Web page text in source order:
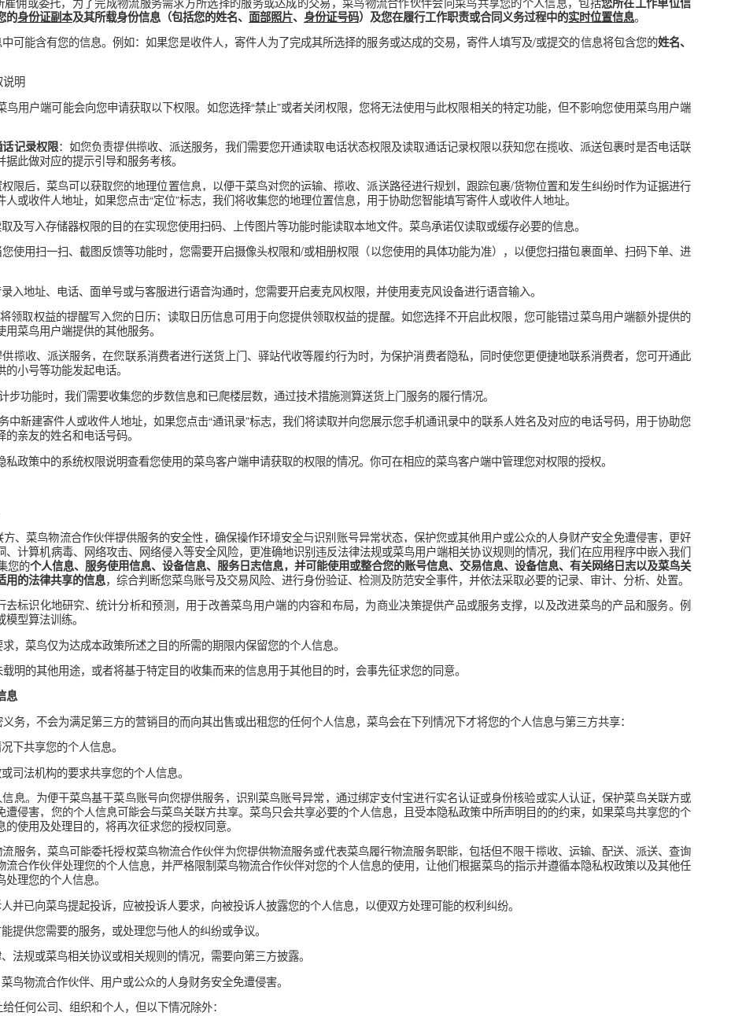
及改进服务质量的合理需要而收集您的其他相关信息，包括您与菜鸟的客户服务团队联系时您提供的相关信息、您参与问卷调查时
关联方、菜鸟物流合作伙伴之间互动时菜鸟收集的相关信息。与此同时，为了提高您使用菜鸟用户端提供的服务的安全性，为了更准
会通过了解一些您的网络使用习惯、您常用的软件信息等手段来判断您账号的风险，并可能会记录一些菜鸟认为有风险的URL。
所必须的日志信息
信息。为了给您提供更好、更优的服务，或为了共同为您提供服务，或为了预防互联网欺诈的目的，菜鸟关联方、菜鸟物流合作伙
征得您同意的前提下，会向菜鸟共享您的个人信息，包括：
务或达成的交易，菜鸟关联方或菜鸟物流合作伙伴会向菜鸟共享您的个人信息，包括交易订单所含包裹或货物信息（包括包裹或货
伴所雇佣或委托，为了完成物流服务需求方所选择的服务或达成的交易，菜鸟物流合作伙伴会向菜鸟共享您的个人信息，包括
息、您的身份证副本及其所载身份信息（包括您的姓名、面部照片 、身份证号码）及您在履行工作职责或合同义务过程中的
信息中可能含有您的信息。例如：如果您是收件人，寄件人为了完成其所选择的服务或达成的交易，寄件人填写及/或提交的信息将
获取说明
时，菜鸟用户端可能会向您申请获取以下权限。如您选择“禁止”或者关闭权限，您将无法使用与此权限相关的特定功能，但不影响您
取通话记录权限：如您负责提供揽收、派送服务，我们需要您开通读取电话状态权限及读取通话记录权限以获知您在揽收、派送包
，并据此做对应的提示引导和服务考核。
位置权限后，菜鸟可以获取您的地理位置信息，以便于菜鸟对您的运输、揽收、派送路径进行规划，跟踪包裹/货物位置和发生纠纷
寄件人或收件人地址，如果您点击“定位”标志，我们将收集您的地理位置信息，用于协助您智能填写寄件人或收件人地址。
。
语音录入地址、电话、面单号或与客服进行语音沟通时，您需要开启麦克风权限，并使用麦克风设备进行语音输入。
限可将领取权益的提醒写入您的日历；读取日历信息可用于向您提供领取权益的提醒。如您选择不开启此权限，您可能错过菜鸟用
您使用菜鸟用户端提供的其他服务。
责提供揽收、派送服务，在您联系消费者进行送货上门、驿站代收等履约行为时，为保护消费者隐私，同时使您更便捷地联系消费
们提供的小号等功能发起电话。
使用计步功能时，我们需要收集您的步数信息和已爬楼层数，通过技术措施测算送货上门服务的履行情况。
件服务中新建寄件人或收件人地址，如果您点击“通讯录”标志，我们将读取并向您展示您手机通讯录中的联系人姓名及对应的电话号
立的隐私政策中的系统权限说明查看您使用的菜鸟客户端申请获取的权限的情况。你可在相应的菜鸟客户端中管理您对权限的授权。
务。
关联方、菜鸟物流合作伙伴提供服务的安全性，确保操作环境安全与识别账号异常状态，保护您或其他用户或公众的人身财产安全
络漏洞、计算机病毒、网络攻击、网络侵入等安全风险，更准确地识别违反法律法规或菜鸟用户端相关协议规则的情况，我们在应用
收集您的个人信息、服务使用信息、设备信息、服务日志信息，并可能使用或整合您的账号信息、
或依适用的法律共享的信息，综合判断您菜鸟账号及交易风险、进行身份验证、检测及防范安全事件，并依法采取必要的记录、审计
息进行去标识化地研究、统计分析和预测，用于改善菜鸟用户端的内容和布局，为商业决策提供产品或服务支撑，以及改进菜鸟的
习或模型算法训练。
限要求，菜鸟仅为达成本政策所述之目的所需的期限内保留您的个人信息。
披露信息
保密义务，不会为满足第三方的营销目的而向其出售或出租您的任何个人信息，菜鸟会在下列情况下才将您的个人信息与第三方共享